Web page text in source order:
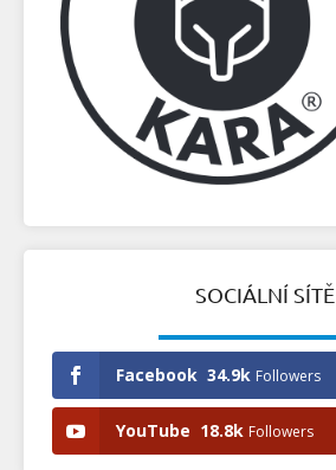
SOCIÁLNÍ SÍTĚ
Facebook 34.9k Followers
YouTube 18.8k Followers